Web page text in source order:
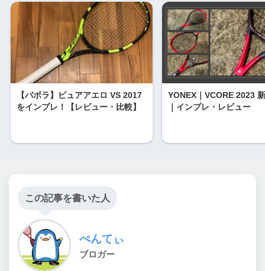
【バボラ】ピュアアエロ VS 2017
をインプレ！【レビュー・比較】
YONEX｜VCORE 2023
｜インプレ・レビュー
この記事を書いた人
ぺんてぃ
ブロガー